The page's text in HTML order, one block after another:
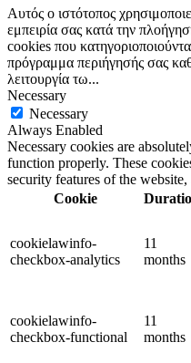
Αυτός ο ιστότοπος
εμπειρία σας κατά την
cookies που
πρόγραμμα περιήγησής σας
λειτουργία τω...
Necessary
Necessary
Always Enabled
Necessary cookies are
function properly. These
security features of the
Cookie
cookielawinfo-
checkbox-analytics
11
months
cookielawinfo-
checkbox-functional
11
months